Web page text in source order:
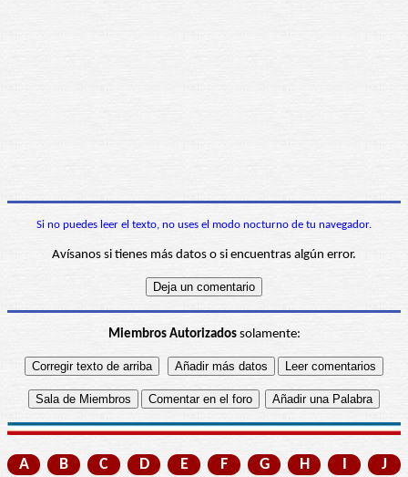
Si no puedes leer el texto, no uses el modo nocturno de tu navegador.
Avísanos si tienes más datos o si encuentras algún error.
Miembros Autorizadossolamente:
A B C D E F G H I
J